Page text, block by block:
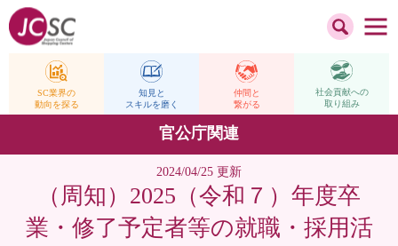
SC業界の
動向を探る
知見と
スキルを磨く
仲間と
繋がる
社会貢献への
取り組み
官公庁関連
2024/04/25 更新
（周知）2025（令和７）年度卒
業・修了予定者等の就職・採用活